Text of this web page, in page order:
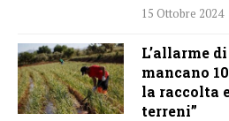
15 Ottobre 2024
L’allarme
mancano
la raccolta
terreni”